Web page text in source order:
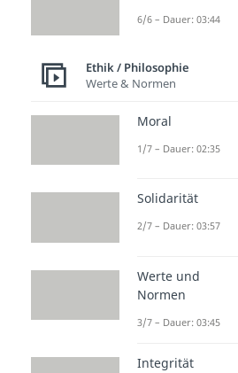
Deep Talk
„tiefgründiges
Deep Talk sprichst
weit über
hinausgehen.
Themen, die diram
das Sorgen oder
völlig egal. Die
deineGedanken
sonst im Alltag
Talk ehrlich teilst.
Verbindung
zu
die jede
6/6 – Dauer: 03:44
Ethik / Philosophie
Werte & Normen
Moral
1/7 – Dauer: 02:35
Solidarität
2/7 – Dauer: 03:57
Werte und
Normen
3/7 – Dauer: 03:45
Integrität